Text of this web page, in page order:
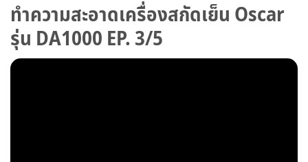
ทำความสะอาดเครื่องสกัดเย็น Oscar
รุ่น DA1000 EP. 3/5